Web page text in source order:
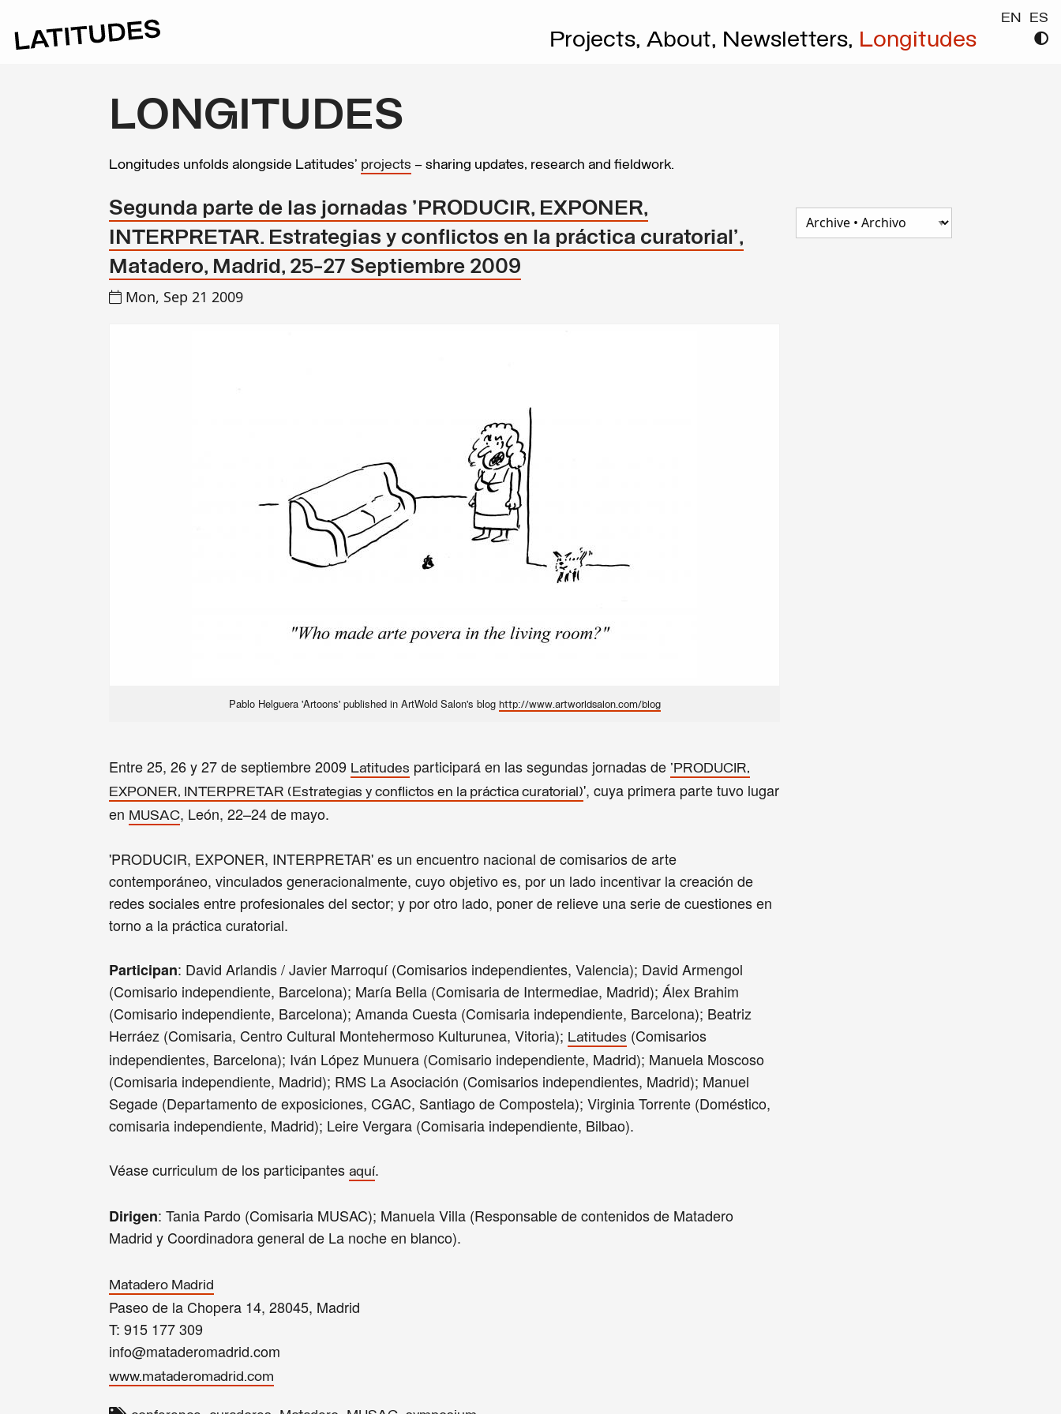
EN ES
Projects, About, Newsletters, Longitudes
LONGITUDES
Longitudes unfolds alongside Latitudes’ projects – sharing updates, research and fieldwork.
Segunda parte de las jornadas 'PRODUCIR, EXPONER,
INTERPRETAR. Estrategias y conflictos en la práctica curatorial',
Matadero, Madrid, 25-27 Septiembre 2009
Mon, Sep 21 2009
Pablo Helguera 'Artoons' published in ArtWold Salon's blog http://www.artworldsalon.com/blog
Entre 25, 26 y 27 de septiembre 2009 Latitudes participará en las segundas jornadas de 'PRODUCIR,
EXPONER, INTERPRETAR (Estrategias y conflictos en la práctica curatorial)', cuya primera parte tuvo lugar
en MUSAC, León, 22–24 de mayo.
'PRODUCIR, EXPONER, INTERPRETAR' es un encuentro nacional de comisarios de arte
contemporáneo, vinculados generacionalmente, cuyo objetivo es, por un lado incentivar la creación de
redes sociales entre profesionales del sector; y por otro lado, poner de relieve una serie de cuestiones en
torno a la práctica curatorial.
Participan: David Arlandis / Javier Marroquí (Comisarios independientes, Valencia); David Armengol
(Comisario independiente, Barcelona); María Bella (Comisaria de Intermediae, Madrid); Álex Brahim
(Comisario independiente, Barcelona); Amanda Cuesta (Comisaria independiente, Barcelona); Beatriz
Herráez (Comisaria, Centro Cultural Montehermoso Kulturunea, Vitoria); Latitudes (Comisarios
independientes, Barcelona); Iván López Munuera (Comisario independiente, Madrid); Manuela Moscoso
(Comisaria independiente, Madrid); RMS La Asociación (Comisarios independientes, Madrid); Manuel
Segade (Departamento de exposiciones, CGAC, Santiago de Compostela); Virginia Torrente (Doméstico,
comisaria independiente, Madrid); Leire Vergara (Comisaria independiente, Bilbao).
Véase curriculum de los participantes aquí.
Dirigen: Tania Pardo (Comisaria MUSAC); Manuela Villa (Responsable de contenidos de Matadero
Madrid y Coordinadora general de La noche en blanco).
Matadero Madrid
Paseo de la Chopera 14, 28045, Madrid
T: 915 177 309
info@mataderomadrid.com
www.mataderomadrid.com